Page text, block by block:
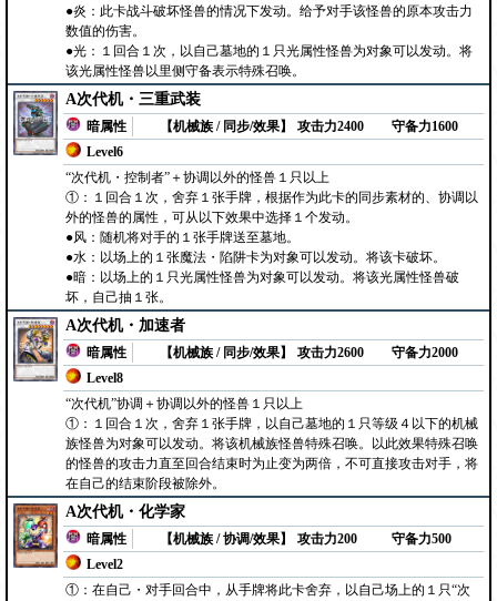
●炎：此卡战斗破坏怪兽的情况下发动。给予对手该怪兽的原本攻击力
数值的伤害。
●光：１回合１次，以自己墓地的１只光属性怪兽为对象可以发动。将
该光属性怪兽以里侧守备表示特殊召唤。
A次代机・三重武装
暗属性
【机械族 / 同步/效果】
Level6
攻击力2400 守备力1600
“次代机・控制者”＋协调以外的怪兽１只以上
①：１回合１次，舍弃１张手牌，根据作为此卡的同步素材的、协调以
外的怪兽的属性，可从以下效果中选择１个发动。
●风：随机将对手的１张手牌送至墓地。
●水：以场上的１张魔法・陷阱卡为对象可以发动。将该卡破坏。
●暗：以场上的１只光属性怪兽为对象可以发动。将该光属性怪兽破
坏，自己抽１张。
A次代机・加速者
暗属性
【机械族 / 同步/效果】
Level8
攻击力2600 守备力2000
“次代机”协调＋协调以外的怪兽１只以上
①：１回合１次，舍弃１张手牌，以自己墓地的１只等级４以下的机械
族怪兽为对象可以发动。将该机械族怪兽特殊召唤。以此效果特殊召唤
的怪兽的攻击力直至回合结束时为止变为两倍，不可直接攻击对手，将
在自己的结束阶段被除外。
A次代机・化学家
暗属性
【机械族 / 协调/效果】
Level2
攻击力200 守备力500
①：在自己・对手回合中，从手牌将此卡舍弃，以自己场上的１只“次